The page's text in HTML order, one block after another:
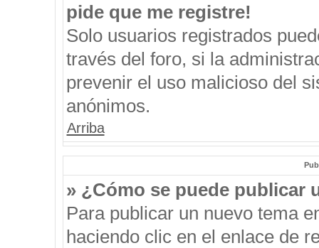
pide que me registre!
Solo usuarios registrados
través del foro, si la
prevenir el uso malicioso del
anónimos.
Arriba
» ¿Cómo se puede publicar
Para publicar un nuevo tema
haciendo clic en el enlace de